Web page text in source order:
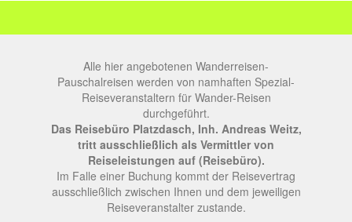
Alle hier angebotenen Wanderreisen-
Pauschalreisen werden von namhaften Spezial-
Reiseveranstaltern für Wander-Reisen
durchgeführt.
Das Reisebüro Platzdasch, Inh. Andreas Weitz,
tritt ausschließlich als Vermittler von
Reiseleistungen auf (Reisebüro).
Im Falle einer Buchung kommt der Reisevertrag
ausschließlich zwischen Ihnen und dem jeweiligen
Reiseveranstalter zustande.